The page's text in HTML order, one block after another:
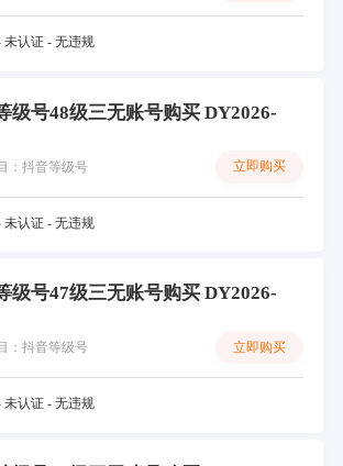
未认证 - 无违规
级号48级三无账号购买 DY2026-
：抖音等级号 立即购买
未认证 - 无违规
级号47级三无账号购买 DY2026-
：抖音等级号 立即购买
未认证 - 无违规